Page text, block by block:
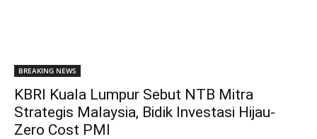
BREAKING NEWS
KBRI Kuala Lumpur Sebut NTB Mitra
Strategis Malaysia, Bidik Investasi Hijau-
Zero Cost PMI